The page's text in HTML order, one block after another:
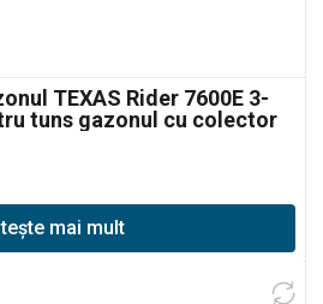
TEXAS Rider 7600E 3-
tuns gazonul cu colector
mai mult